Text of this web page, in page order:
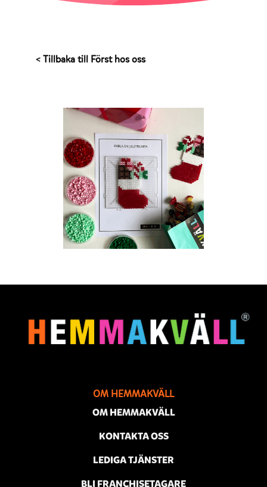
< Tillbaka till Först hos oss
OM HEMMAKVÄLL
OM HEMMAKVÄLL
KONTAKTA OSS
LEDIGA TJÄNSTER
BLI FRANCHISETAGARE